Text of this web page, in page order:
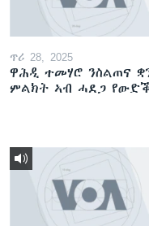
ጥሪ 28, 2025
ዋሕዲ ተመሃሮ ንስልጠና
ምልክት ኣብ ሓደጋ